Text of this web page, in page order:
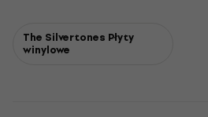
The Silvertones Płyty
winylowe